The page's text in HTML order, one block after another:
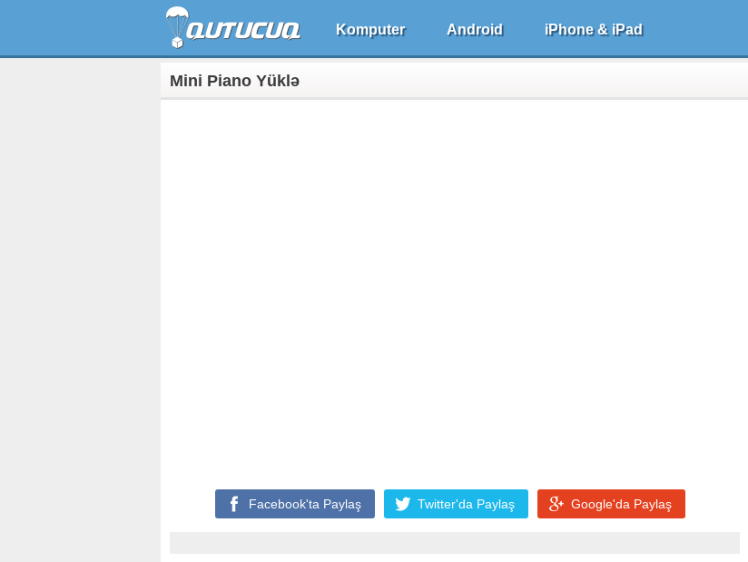
Komputer Android iPhone & iPad
Mini Piano Yüklə
Facebook'ta Paylaş Twitter'da Paylaş Google'da Paylaş